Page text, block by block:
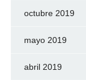
octubre 2019
mayo 2019
abril 2019